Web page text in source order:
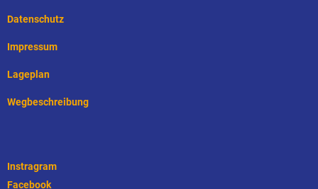
Datenschutz
Impressum
Lageplan
Wegbeschreibung
Instragram
Facebook